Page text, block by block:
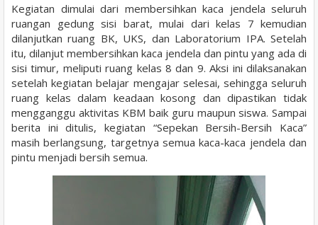
Kegiatan dimulai dari membersihkan kaca jendela seluruh
ruangan gedung sisi barat, mulai dari kelas 7 kemudian
dilanjutkan ruang BK, UKS, dan Laboratorium IPA. Setelah
itu, dilanjut membersihkan kaca jendela dan pintu yang ada di
sisi timur, meliputi ruang kelas 8 dan 9. Aksi ini dilaksanakan
setelah kegiatan belajar mengajar selesai, sehingga seluruh
ruang kelas dalam keadaan kosong dan dipastikan tidak
mengganggu aktivitas KBM baik guru maupun siswa. Sampai
berita ini ditulis, kegiatan “Sepekan Bersih-Bersih Kaca”
masih berlangsung, targetnya semua kaca-kaca jendela dan
pintu menjadi bersih semua.